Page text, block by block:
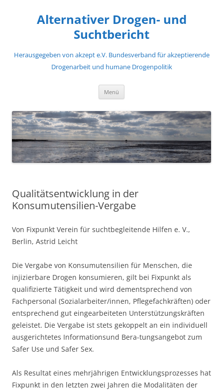
springenAlternativer Drogen- und
Suchtbericht
Herausgegeben von akzept e.V. Bundesverband für akzeptierende
Drogenarbeit und humane Drogenpolitik
Menü
Qualitätsentwicklung in der
Konsumutensilien-Vergabe
Von Fixpunkt Verein für suchtbegleitende Hilfen e. V.,
Berlin, Astrid Leicht
Die Vergabe von Konsumutensilien für Menschen, die
injizierbare Drogen konsumieren, gilt bei Fixpunkt als
qualifizierte Tätigkeit und wird dementsprechend von
Fachpersonal (Sozialarbeiter/innen, Pflegefachkräften) oder
entsprechend gut eingearbeiteten Unterstützungskräften
geleistet. Die Vergabe ist stets gekoppelt an ein individuell
ausgerichtetes Informationsund Bera-tungsangebot zum
Safer Use und Safer Sex.
Als Resultat eines mehrjährigen Entwicklungsprozesses hat
Fixpunkt in den letzten zwei Jahren die Modalitäten der